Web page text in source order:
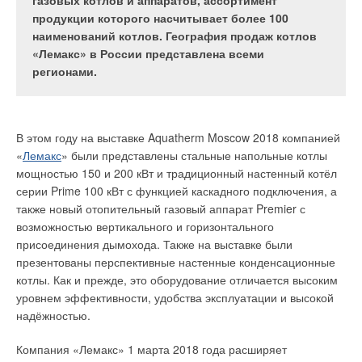
продукции которого насчитывает более 100
наименований котлов. География продаж котлов
«Лемакс» в России представлена всеми
регионами.
В этом году на выставке Aquatherm Moscow 2018 компанией
«Лемакс» были представлены стальные напольные котлы
мощностью 150 и 200 кВт и традиционный настенный котёл
серии Prime 100 кВт с функцией каскадного подключения, а
также новый отопительный газовый аппарат Premier с
возможностью вертикального и горизонтального
присоединения дымохода. Также на выставке были
презентованы перспективные настенные конденсационные
котлы. Как и прежде, это оборудование отличается высоким
уровнем эффективности, удобства эксплуатации и высокой
надёжностью.
Компания «Лемакс» 1 марта 2018 года расширяет
столкнулась с целым рядом вопросов, среди
которых центральное место занимал вопрос о
том, как можно быстро и эффективно построить
завод, сдать его в эксплуатацию и получить все
выбрать концепцию строительства здания
фармацевтического завода, и руководство АО
«Витал» приняло решение построить современное
здание с минимальными теплопотерями и
использованием энергосберегающих технологий.
Взвесив все «за» и «против», был разработан проект, и в
2012 году на участке начались строительные работы. На тот
момент основным поставщиком тепловой энергии в особой
помимо этого, компании АО «Витал» для обеспечения
вертикальным грунтовым теплообменником.
Расчёт был произведён программой собственной
разработки автора, с учётом постепенного
замерзания и оттаивания влаги в грунте, а также
а также на теплои холодоснабжение, в
зависимости от времени года. Результаты
сравнивались по стоимости энергии с
альтернативными системами теплои
холодоснабжения.
Введение
Теплонасосные системы теплоснабжения совместно с
для покрытия потребности в теплоте и холоде различных